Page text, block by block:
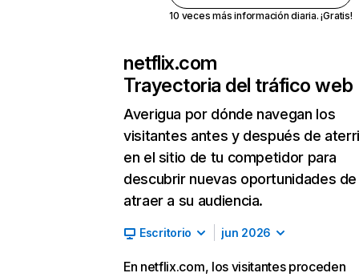
10 veces más información diaria. ¡Gratis!
netflix.com
Trayectoria del tráfico web
Averigua por dónde navegan los
visitantes antes y después de
en el sitio de tu competidor para
descubrir nuevas oportunidades de
atraer a su audiencia.
Escritorio jun 2026
En netflix.com, los visitantes proceden